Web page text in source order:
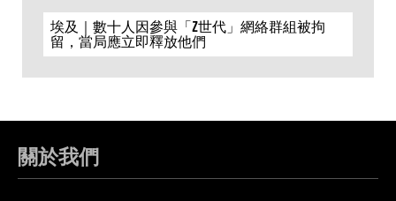
埃及｜數十人因參與「Z世代」網絡群組被拘
留，當局應立即釋放他們
關於我們